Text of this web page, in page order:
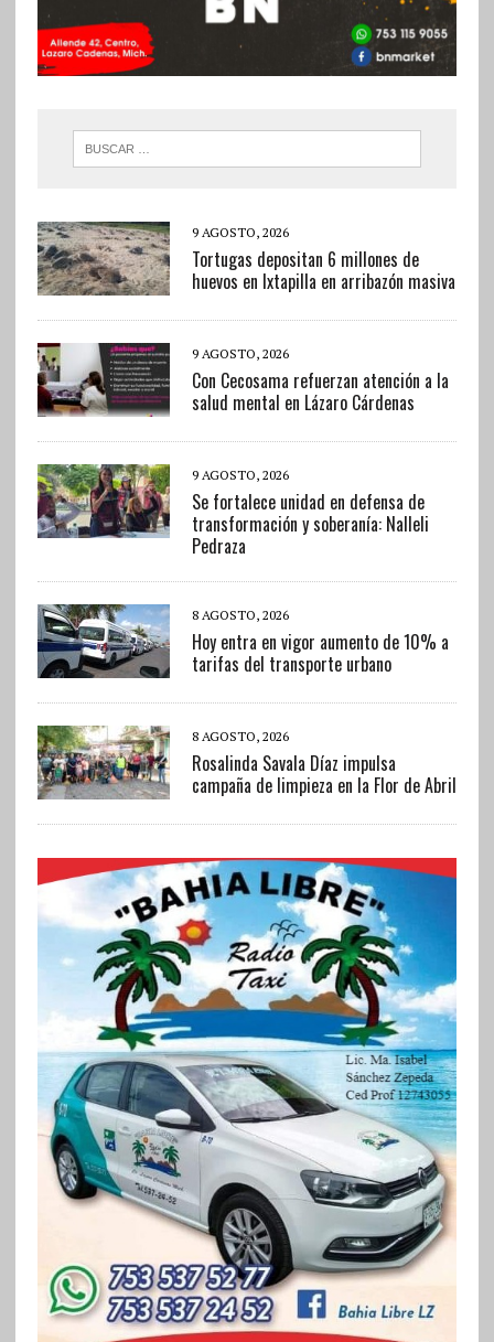
9 AGOSTO, 2026
Tortugas depositan 6 millones de
huevos en Ixtapilla en arribazón masiva
9 AGOSTO, 2026
Con Cecosama refuerzan atención a la
salud mental en Lázaro Cárdenas
9 AGOSTO, 2026
Se fortalece unidad en defensa de
transformación y soberanía: Nalleli
Pedraza
8 AGOSTO, 2026
Hoy entra en vigor aumento de 10% a
tarifas del transporte urbano
8 AGOSTO, 2026
Rosalinda Savala Díaz impulsa
campaña de limpieza en la Flor de Abril